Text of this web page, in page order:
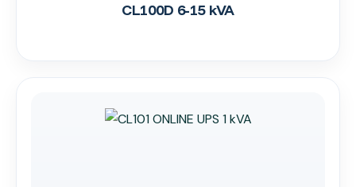
CL100D 6-15 kVA